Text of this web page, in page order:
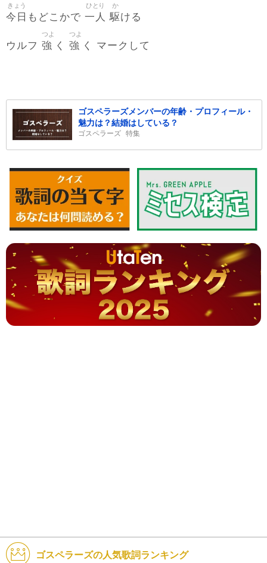
今日
きょう
もどこかで 一人
ひとり
駆
か
ける
ウルフ 強
つよ
く 強
つよ
く マークして
ゴスペラーズメンバーの年齢・プロフィール・
魅力は？結婚はしている？
ゴスペラーズ 特集
ゴスペラーズの人気歌詞ランキング